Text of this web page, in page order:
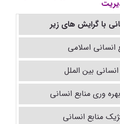
با گرایش های زیر
انسانی اسلامی
بین الملل
وری منابع انسانی
منابع انسانی